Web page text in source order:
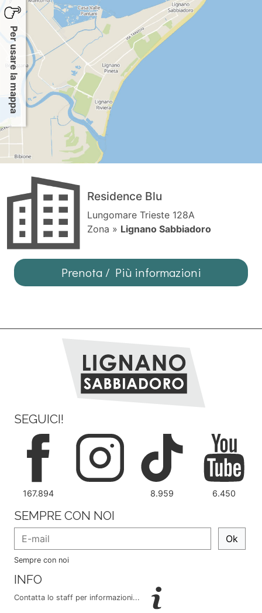
Per usare la mappa
Residence Blu
Lungomare Trieste 128A
Zona » Lignano Sabbiadoro
Prenota / Più informazioni
SEGUICI!
167.894 8.959 6.450
SEMPRE CON NOI
Ok
Sempre con noi
INFO
Contatta lo staff per informazioni...